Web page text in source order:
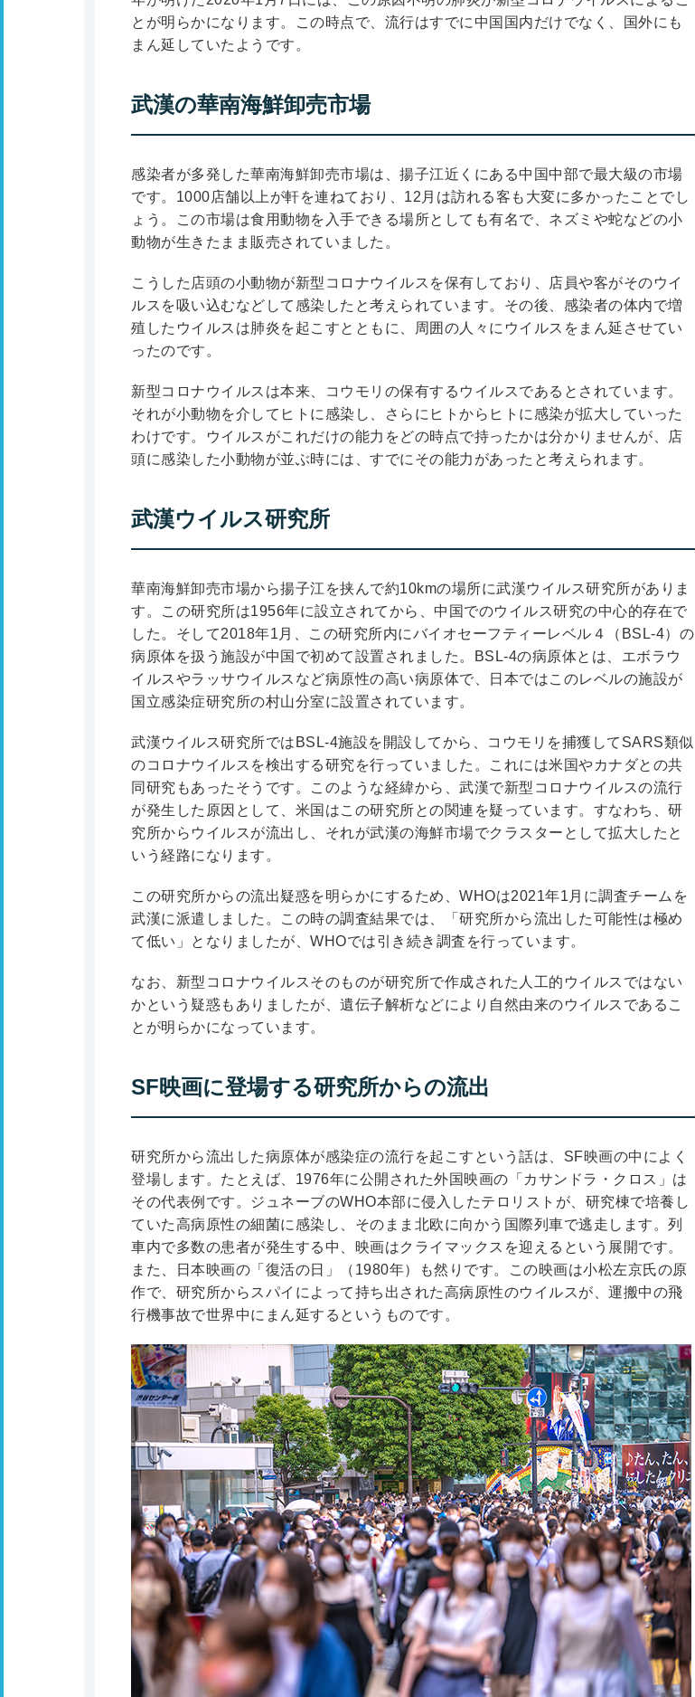
とが明らかになります。この時点で、流行はすでに中国国内だけでなく、国外にも
まん延していたようです。
武漢の華南海鮮卸売市場
感染者が多発した華南海鮮卸売市場は、揚子江近くにある中国中部で最大級の市場
です。1000店舗以上が軒を連ねており、12月は訪れる客も大変に多かったことでし
ょう。この市場は食用動物を入手できる場所としても有名で、ネズミや蛇などの小
動物が生きたまま販売されていました。
こうした店頭の小動物が新型コロナウイルスを保有しており、店員や客がそのウイ
ルスを吸い込むなどして感染したと考えられています。その後、感染者の体内で増
殖したウイルスは肺炎を起こすとともに、周囲の人々にウイルスをまん延させてい
ったのです。
新型コロナウイルスは本来、コウモリの保有するウイルスであるとされています。
それが小動物を介してヒトに感染し、さらにヒトからヒトに感染が拡大していった
わけです。ウイルスがこれだけの能力をどの時点で持ったかは分かりませんが、店
頭に感染した小動物が並ぶ時には、すでにその能力があったと考えられます。
武漢ウイルス研究所
華南海鮮卸売市場から揚子江を挟んで約10kmの場所に武漢ウイルス研究所がありま
す。この研究所は1956年に設立されてから、中国でのウイルス研究の中心的存在で
した。そして2018年1月、この研究所内にバイオセーフティーレベル４（BSL-4）の
病原体を扱う施設が中国で初めて設置されました。BSL-4の病原体とは、エボラウ
イルスやラッサウイルスなど病原性の高い病原体で、日本ではこのレベルの施設が
国立感染症研究所の村山分室に設置されています。
武漢ウイルス研究所ではBSL-4施設を開設してから、コウモリを捕獲してSARS類似
のコロナウイルスを検出する研究を行っていました。これには米国やカナダとの共
同研究もあったそうです。このような経緯から、武漢で新型コロナウイルスの流行
が発生した原因として、米国はこの研究所との関連を疑っています。すなわち、研
究所からウイルスが流出し、それが武漢の海鮮市場でクラスターとして拡大したと
いう経路になります。
この研究所からの流出疑惑を明らかにするため、WHOは2021年1月に調査チームを
武漢に派遣しました。この時の調査結果では、「研究所から流出した可能性は極め
て低い」となりましたが、WHOでは引き続き調査を行っています。
なお、新型コロナウイルスそのものが研究所で作成された人工的ウイルスではない
かという疑惑もありましたが、遺伝子解析などにより自然由来のウイルスであるこ
とが明らかになっています。
SF映画に登場する研究所からの流出
研究所から流出した病原体が感染症の流行を起こすという話は、SF映画の中によく
登場します。たとえば、1976年に公開された外国映画の「カサンドラ・クロス」は
その代表例です。ジュネーブのWHO本部に侵入したテロリストが、研究棟で培養し
ていた高病原性の細菌に感染し、そのまま北欧に向かう国際列車で逃走します。列
車内で多数の患者が発生する中、映画はクライマックスを迎えるという展開です。
また、日本映画の「復活の日」（1980年）も然りです。この映画は小松左京氏の原
作で、研究所からスパイによって持ち出された高病原性のウイルスが、運搬中の飛
行機事故で世界中にまん延するというものです。